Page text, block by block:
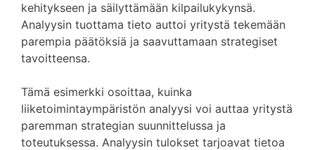
kehitykseen ja säilyttämään kilpailukykynsä.
Analyysin tuottama tieto auttoi yritystä tekemään
parempia päätöksiä ja saavuttamaan strategiset
tavoitteensa.
Tämä esimerkki osoittaa, kuinka
liiketoimintaympäristön analyysi voi auttaa yritystä
paremman strategian suunnittelussa ja
toteutuksessa. Analyysin tulokset tarjoavat tietoa